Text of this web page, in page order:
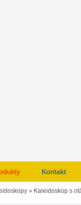
Kontakt
» Kaleidoskop s